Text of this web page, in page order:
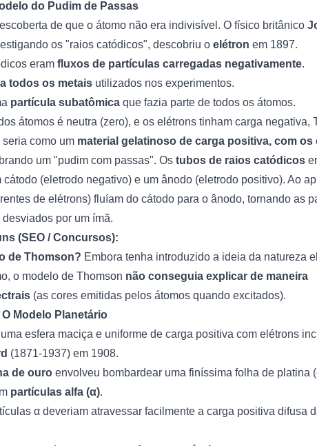
do Pudim de Passas
de que o átomo não era indivisível. O físico britânico
os "raios catódicos", descobriu o elétron em 1897.
eram fluxos de partículas carregadas negativamente.
todos os metais utilizados nos experimentos.
partícula subatômica que fazia parte de todos os átomos.
átomos é neutra (zero), e os elétrons tinham carga negativa,
como um material gelatinoso de carga positiva, com os
um "pudim com passas". Os tubos de raios catódicos
(eletrodo negativo) e um ânodo (eletrodo positivo). Ao
de elétrons) fluíam do cátodo para o ânodo, tornando as
por um ímã.
(SEO / Concursos):
de Thomson? Embora tenha introduzido a ideia da natureza
o modelo de Thomson não conseguia explicar de maneira
(as cores emitidas pelos átomos quando excitados).
Modelo Planetário
esfera maciça e uniforme de carga positiva com elétrons
(1871-1937) em 1908.
de ouro envolveu bombardear uma finíssima folha de platina
partículas alfa (α).
α deveriam atravessar facilmente a carga positiva difusa